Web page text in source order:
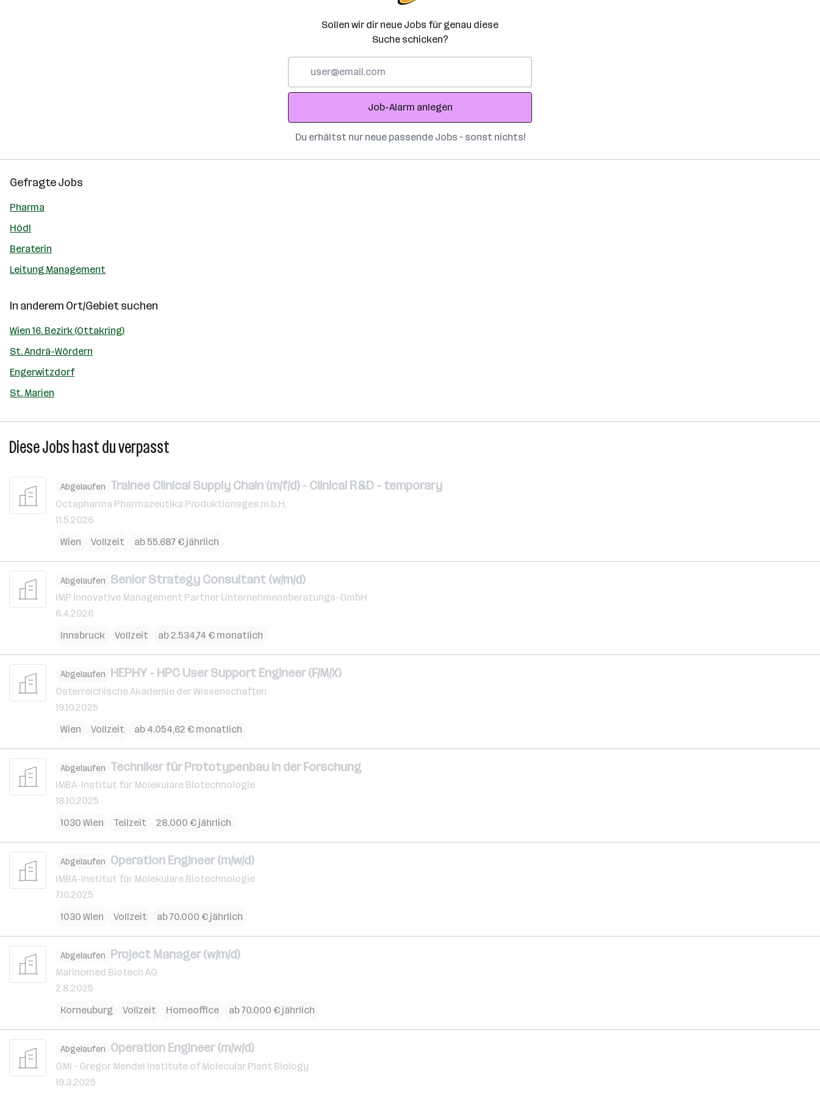
Sollen wir dir neue Jobs für genau diese
Suche schicken?
Adresse
Job-Alarm anlegen
Du erhältst nur neue passende Jobs – sonst nichts!
Gefragte Jobs
Pharma
Hödl
Beraterin
Leitung Management
In anderem Ort/Gebiet suchen
Wien 16. Bezirk (Ottakring)
St. Andrä-Wördern
Engerwitzdorf
St. Marien
Diese Jobs hast du verpasst
Abgelaufen Trainee Clinical Supply Chain (m/f/d) - Clinical R&D - temporary
Octapharma Pharmazeutika Produktionsges.m.b.H.
11.5.2026
Wien
Vollzeit ab 55.687 € jährlich
Abgelaufen Senior Strategy Consultant (w/m/d)
IMP Innovative Management Partner Unternehmensberatungs-GmbH
6.4.2026
Innsbruck
Vollzeit ab 2.534,74 € monatlich
Abgelaufen HEPHY - HPC User Support Engineer (F/M/X)
Österreichische Akademie der Wissenschaften
19.10.2025
Wien
Vollzeit ab 4.054,62 € monatlich
Abgelaufen Techniker für Prototypenbau in der Forschung
IMBA-Institut für Molekulare Biotechnologie
18.10.2025
1030 Wien
Teilzeit 28.000 € jährlich
Abgelaufen Operation Engineer (m/w/d)
IMBA-Institut für Molekulare Biotechnologie
7.10.2025
1030 Wien
Vollzeit ab 70.000 € jährlich
Abgelaufen Project Manager (w/m/d)
Marinomed Biotech AG
2.8.2025
Korneuburg
Vollzeit Homeoffice ab 70.000 € jährlich
Abgelaufen Operation Engineer (m/w/d)
GMI – Gregor Mendel Institute of Molecular Plant Biology
19.3.2025